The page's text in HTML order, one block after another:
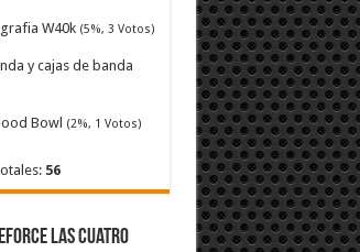
W40k (5%, 3 Votos)
y cajas de banda
Bowl (2%, 1 Votos)
56
las cuatro